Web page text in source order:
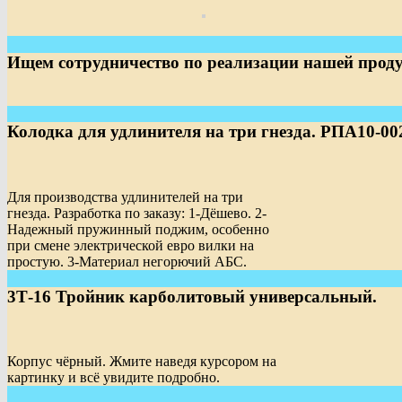
Ищем сотрудничество по реализации нашей
Колодка для удлинителя на три гнезда. РПА10-
Для производства удлинителей на три
гнезда. Разработка по заказу: 1-Дёшево. 2-
Надежный пружинный поджим, особенно
при смене электрической евро вилки на
простую. 3-Материал негорючий АБС.
3Т-16 Тройник карболитовый универсальный.
Корпус чёрный. Жмите наведя курсором на
картинку и всё увидите подробно.